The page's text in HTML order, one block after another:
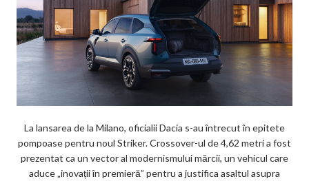
La lansarea de la Milano, oficialii Dacia s-au întrecut în epitete
pompoase pentru noul Striker. Crossover-ul de 4,62 metri a fost
prezentat ca un vector al modernismului mărcii, un vehicul care
aduce „inovații în premieră” pentru a justifica asaltul asupra